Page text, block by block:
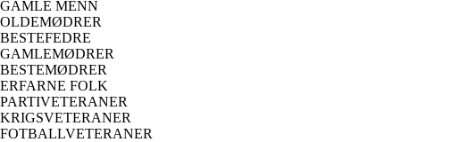
GAMLE MENN
OLDEMØDRER
BESTEFEDRE
GAMLEMØDRER
BESTEMØDRER
ERFARNE FOLK
PARTIVETERANER
KRIGSVETERANER
FOTBALLVETERANER